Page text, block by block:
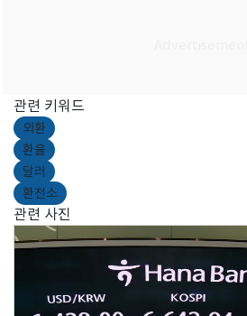
관련 키워드
외환
환율
달러
환전소
관련 사진